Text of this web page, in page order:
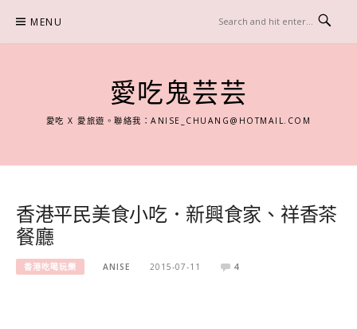
content
MENU
愛吃鬼芸芸
愛吃 X 愛旅遊。聯絡我：ANISE_CHUANG@HOTMAIL.COM
香港平民美食小吃．新興食家、祥香茶
餐廳
香港吃喝玩樂 ANISE 2015-07-11 4